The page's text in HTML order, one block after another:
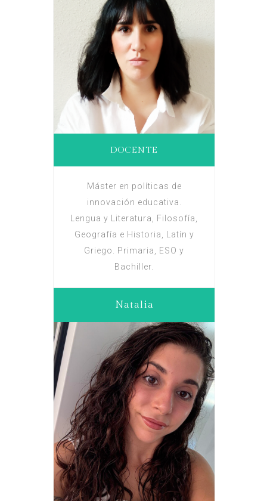
DOCENTE
Máster en políticas de
innovación educativa.
Lengua y Literatura, Filosofía,
Geografía e Historia, Latín y
Griego. Primaria, ESO y
Bachiller.
Natalia